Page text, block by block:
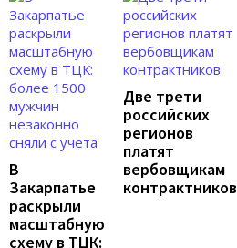
В
Закарпатье
раскрыли
масштабную
схему в ТЦК:
Две трети
российских
регионов
платят
вербовщикам
контрактников